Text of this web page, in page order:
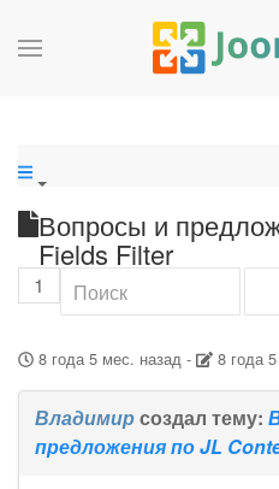
Вопросы и
Fields Filter
1
8 года 5 мес. назад- 8 года
Владимирсоздал тему:
предложения по JL